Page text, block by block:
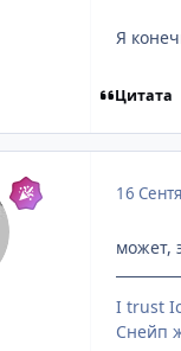
Я
Цитата
16
может,
I trust
Снейп